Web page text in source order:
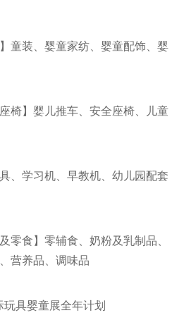
童装、婴童家纺、婴童配饰、婴
椅】婴儿推车、安全座椅、儿童
、学习机、早教机、幼儿园配套
零食】零辅食、奶粉及乳制品、
营养品、调味品
具婴童展全年计划